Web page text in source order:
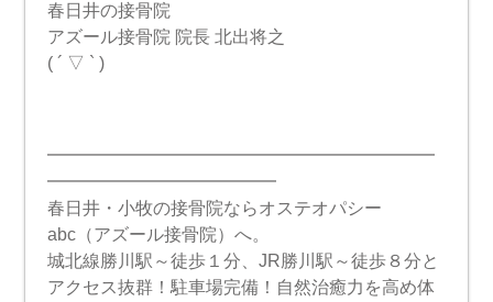
春日井の接骨院
アズール接骨院 院長 北出将之
( ´ ▽ ` )
━━━━━━━━━━━━━━━━━━━━━━
━━━━━━━━━━━━━
春日井・小牧の接骨院ならオステオパシー
abc（アズール接骨院）へ。
城北線勝川駅～徒歩１分、JR勝川駅～徒歩８分と
アクセス抜群！駐車場完備！自然治癒力を高め体